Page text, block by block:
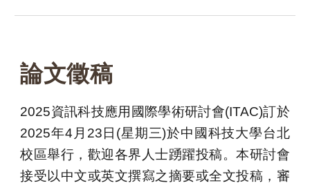
論文徵稿
2025資訊科技應用國際學術研討會(ITAC)訂於
2025年4月23日(星期三)於中國科技大學台北
校區舉行，歡迎各界人士踴躍投稿。本研討會
接受以中文或英文撰寫之摘要或全文投稿，審